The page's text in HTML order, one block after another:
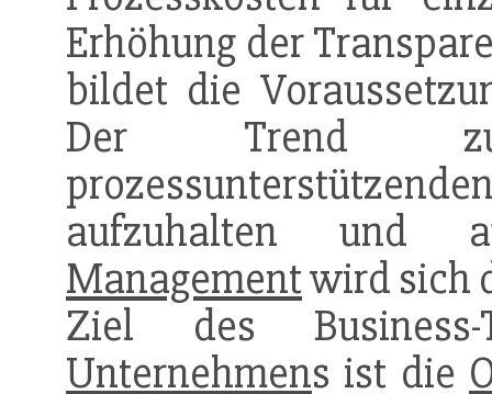
Erhöhung der
bildet die
Der Trend
aufzuhalten und
Managementwird sich
Ziel des Business-
Unternehmens ist die